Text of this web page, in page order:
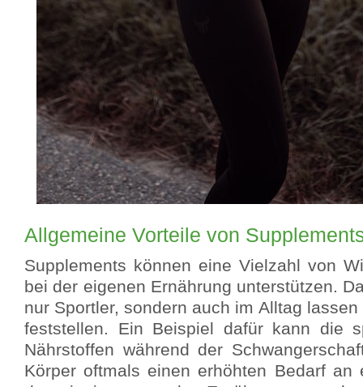
Allgemeine Vorteile von
Supplements können eine Vielzahl von
bei der eigenen Ernährung unterstützen.
nur Sportler, sondern auch im Alltag
feststellen. Ein Beispiel dafür kann die
Nährstoffen während der
Körper oftmals einen erhöhten Bedarf an